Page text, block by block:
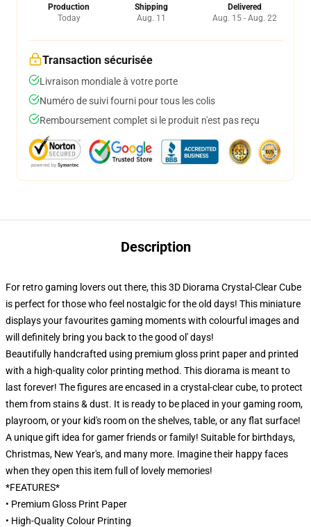
Production
Today
Shipping
Aug. 11
Delivered
Aug. 15 - Aug. 22
Transaction sécurisée
Livraison mondiale à votre porte
Numéro de suivi fourni pour tous les colis
Remboursement complet si le produit n'est pas reçu
Description
For retro gaming lovers out there, this 3D Diorama Crystal-Clear Cube
is perfect for those who feel nostalgic for the old days! This miniature
displays your favourites gaming moments with colourful images and
will definitely bring you back to the good ol' days!
Beautifully handcrafted using premium gloss print paper and printed
with a high-quality color printing method. This diorama is meant to
last forever! The figures are encased in a crystal-clear cube, to protect
them from stains & dust. It is ready to be placed in your gaming room,
playroom, or your kid's room on the shelves, table, or any flat surface!
A unique gift idea for gamer friends or family! Suitable for birthdays,
Christmas, New Year's, and many more. Imagine their happy faces
when they open this item full of lovely memories!
*FEATURES*
• Premium Gloss Print Paper
• High-Quality Colour Printing